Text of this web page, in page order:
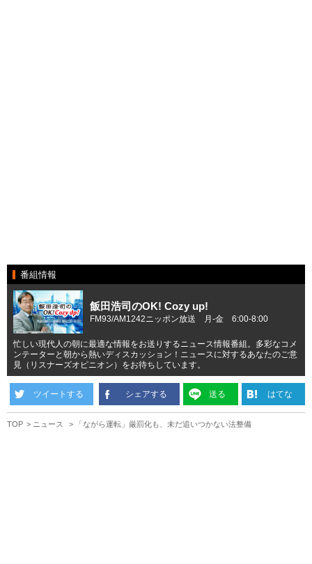
番組情報
飯田浩司のOK! Cozy up!
FM93/AM1242ニッポン放送 月-金 6:00-8:00
忙しい現代人の朝に最適な情報をお送りするニュース情報番組。多彩なコメ
ンテーターと朝から熱いディスカッション！ニュースに対するあなたのご意
見（リスナーズオピニオン）をお待ちしています。
ツイートする シェアする 送る はてな
TOP ニュース 「ながら運転」厳罰化も、未だ追いつかない法整備